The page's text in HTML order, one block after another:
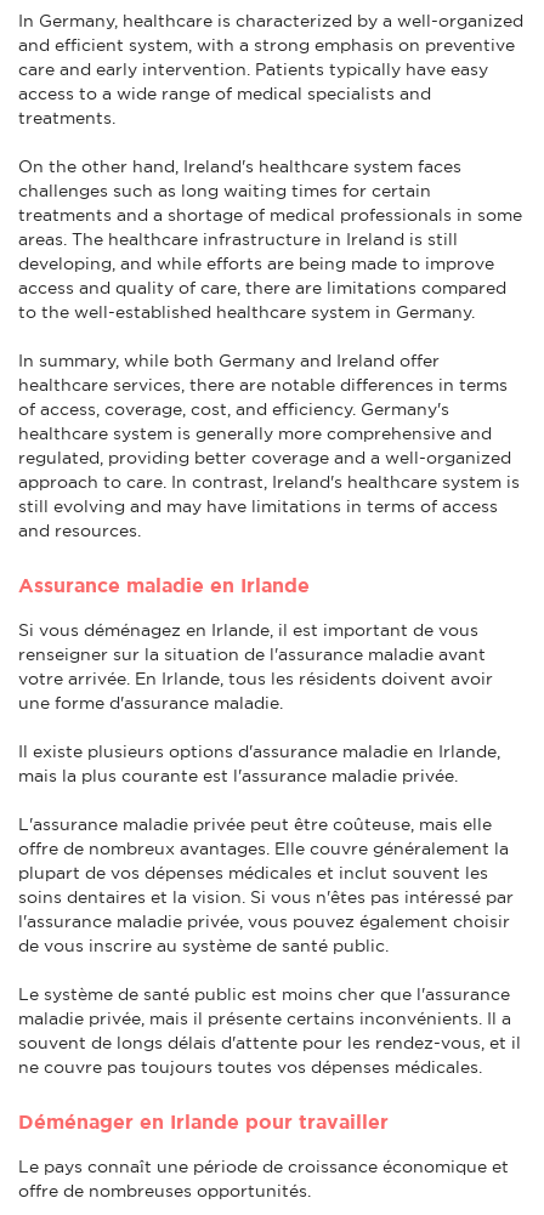
In Germany, healthcare is characterized by a well-organized
and efficient system, with a strong emphasis on preventive
care and early intervention. Patients typically have easy
access to a wide range of medical specialists and
treatments.
On the other hand, Ireland's healthcare system faces
challenges such as long waiting times for certain
treatments and a shortage of medical professionals in some
areas. The healthcare infrastructure in Ireland is still
developing, and while efforts are being made to improve
access and quality of care, there are limitations compared
to the well-established healthcare system in Germany.
In summary, while both Germany and Ireland offer
healthcare services, there are notable differences in terms
of access, coverage, cost, and efficiency. Germany's
healthcare system is generally more comprehensive and
regulated, providing better coverage and a well-organized
approach to care. In contrast, Ireland's healthcare system is
still evolving and may have limitations in terms of access
and resources.
Assurance maladie en Irlande
Si vous déménagez en Irlande, il est important de vous
renseigner sur la situation de l'assurance maladie avant
votre arrivée. En Irlande, tous les résidents doivent avoir
une forme d'assurance maladie.
Il existe plusieurs options d'assurance maladie en Irlande,
mais la plus courante est l'assurance maladie privée.
L'assurance maladie privée peut être coûteuse, mais elle
offre de nombreux avantages. Elle couvre généralement la
plupart de vos dépenses médicales et inclut souvent les
soins dentaires et la vision. Si vous n'êtes pas intéressé par
l'assurance maladie privée, vous pouvez également choisir
de vous inscrire au système de santé public.
Le système de santé public est moins cher que l'assurance
maladie privée, mais il présente certains inconvénients. Il a
souvent de longs délais d'attente pour les rendez-vous, et il
ne couvre pas toujours toutes vos dépenses médicales.
Déménager en Irlande pour travailler
Le pays connaît une période de croissance économique et
offre de nombreuses opportunités.